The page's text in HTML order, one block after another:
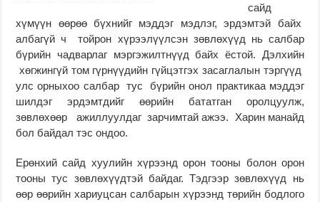
сайд
хүмүүн өөрөө бүхнийг мэддэг мэдлэг, эрдэмтэй байх
албагүй ч тойрон хүрээлүүлсэн зөвлөхүүд нь салбар
бүрийн чадварлаг мэргэжилтнүүд байх ёстой. Дэлхийн
хөгжингүй том гүрнүүдийн гүйцэтгэх засаглалын тэргүүд
улс орныхоо салбар тус бүрийн онол практикаа мэддэг
шилдэг эрдэмтдийг өөрийн бататган оролцуулж,
зөвлөхөөр ажиллуулдаг зарчимтай ажээ. Харин манайд
бол байдал тэс ондоо.
Ерөнхий сайд хуулийн хүрээнд орон тооны болон орон
тооны тус зөвлөхүүдтэй байдаг. Тэдгээр зөвлөхүүд нь
өөр өөрийн хариуцсан салбарын хүрээнд төрийн бодлого